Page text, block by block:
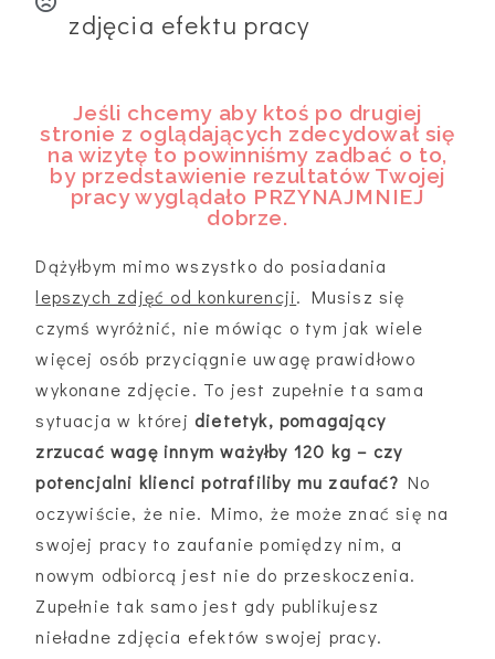
zdjęcia efektu pracy
Jeśli chcemy aby ktoś po drugiej
stronie z oglądających zdecydował się
na wizytę to powinniśmy zadbać o to,
by przedstawienie rezultatów Twojej
pracy wyglądało PRZYNAJMNIEJ
dobrze.
Dążyłbym mimo wszystko do posiadania
lepszych zdjęć od konkurencji. Musisz się
czymś wyróżnić, nie mówiąc o tym jak wiele
więcej osób przyciągnie uwagę prawidłowo
wykonane zdjęcie. To jest zupełnie ta sama
sytuacja w której dietetyk, pomagający
zrzucać wagę innym ważyłby 120 kg – czy
potencjalni klienci potrafiliby mu zaufać? No
oczywiście, że nie. Mimo, że może znać się na
swojej pracy to zaufanie pomiędzy nim, a
nowym odbiorcą jest nie do przeskoczenia.
Zupełnie tak samo jest gdy publikujesz
nieładne zdjęcia efektów swojej pracy.